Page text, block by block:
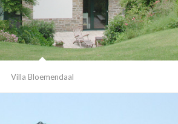
Villa Bloemendaal